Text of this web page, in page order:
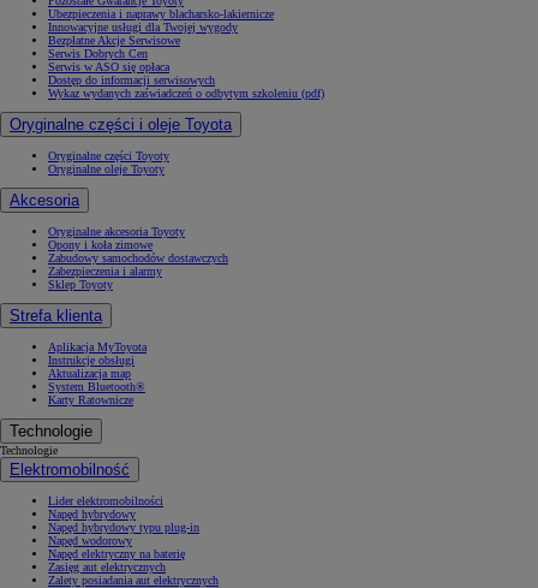
Ubezpieczenia i naprawy blacharsko-lakiernicze
Innowacyjne usługi dla Twojej wygody
Bezpłatne Akcje Serwisowe
Serwis Dobrych Cen
Serwis w ASO się opłaca
Dostęp do informacji serwisowych
Wykaz wydanych zaświadczeń o odbytym szkoleniu (pdf)
Oryginalne części i oleje Toyota
Oryginalne części Toyoty
Oryginalne oleje Toyoty
Akcesoria
Oryginalne akcesoria Toyoty
Opony i koła zimowe
Zabudowy samochodów dostawczych
Zabezpieczenia i alarmy
Sklep Toyoty
Strefa klienta
Aplikacja MyToyota
Instrukcje obsługi
Aktualizacja map
System Bluetooth®
Karty Ratownicze
Technologie
Technologie
Elektromobilność
Lider elektromobilności
Napęd hybrydowy
Napęd hybrydowy typu plug-in
Napęd wodorowy
Napęd elektryczny na baterię
Zasięg aut elektrycznych
Zalety posiadania aut elektrycznych